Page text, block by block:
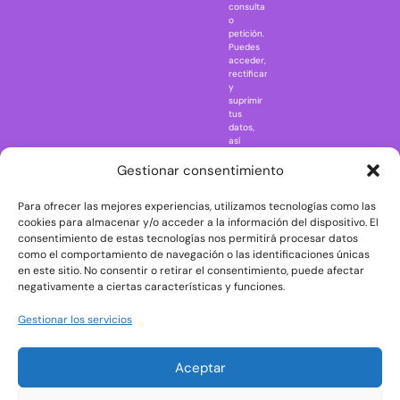
Gestionar consentimiento
Para ofrecer las mejores experiencias, utilizamos tecnologías como las
cookies para almacenar y/o acceder a la información del dispositivo. El
consentimiento de estas tecnologías nos permitirá procesar datos
como el comportamiento de navegación o las identificaciones únicas
en este sitio. No consentir o retirar el consentimiento, puede afectar
negativamente a ciertas características y funciones.
Gestionar los servicios
Aceptar
Rick and
The Big Bang
Theory
The Blues
Brothers
The
The Shining
consulta
o
petición.
Puedes
acceder,
rectificar
y
suprimir
tus
datos,
así
ejercer
consultando
la
información
adicional
y
detallada
sobre